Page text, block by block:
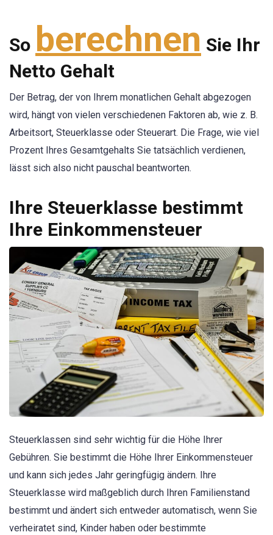
So berechnen Sie Ihr
Netto Gehalt
Der Betrag, der von Ihrem monatlichen Gehalt abgezogen
wird, hängt von vielen verschiedenen Faktoren ab, wie z. B.
Arbeitsort, Steuerklasse oder Steuerart. Die Frage, wie viel
Prozent Ihres Gesamtgehalts Sie tatsächlich verdienen,
lässt sich also nicht pauschal beantworten.
Ihre Steuerklasse bestimmt
Ihre Einkommensteuer
Steuerklassen sind sehr wichtig für die Höhe Ihrer
Gebühren. Sie bestimmt die Höhe Ihrer Einkommensteuer
und kann sich jedes Jahr geringfügig ändern. Ihre
Steuerklasse wird maßgeblich durch Ihren Familienstand
bestimmt und ändert sich entweder automatisch, wenn Sie
verheiratet sind, Kinder haben oder bestimmte